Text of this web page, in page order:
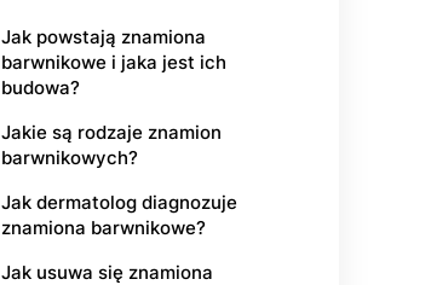
Jak powstają znamiona
barwnikowe i jaka jest ich
budowa?
Jakie są rodzaje znamion
barwnikowych?
Jak dermatolog diagnozuje
znamiona barwnikowe?
Jak usuwa się znamiona